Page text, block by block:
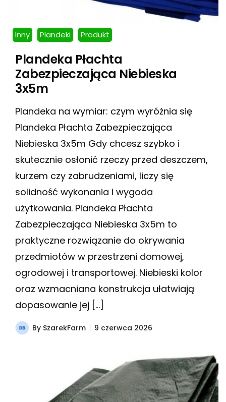
Inny Plandeki Produkt
Plandeka Płachta
Zabezpieczająca Niebieska
3x5m
Plandeka na wymiar: czym wyróżnia się
Plandeka Płachta Zabezpieczająca
Niebieska 3x5m Gdy chcesz szybko i
skutecznie osłonić rzeczy przed deszczem,
kurzem czy zabrudzeniami, liczy się
solidność wykonania i wygoda
użytkowania. Plandeka Płachta
Zabezpieczająca Niebieska 3x5m to
praktyczne rozwiązanie do okrywania
przedmiotów w przestrzeni domowej,
ogrodowej i transportowej. Niebieski kolor
oraz wzmacniana konstrukcja ułatwiają
dopasowanie jej […]
By SzarekFarm 9 czerwca 2026